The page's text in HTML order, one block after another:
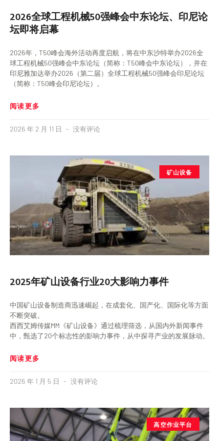
2026全球工程机械50强峰会中东论坛、印尼论
坛即将启幕
2026年，T50峰会海外活动再度启航，将在中东沙特举办2026全
球工程机械50强峰会中东论坛（简称：T50峰会中东论坛），并在
印尼雅加达举办2026（第二届）全球工程机械50强峰会印尼论坛
（简称：T50峰会印尼论坛）。
阅读更多
2026 年 2 月 11 日 没有评论
矿山设备
2025年矿山设备行业20大影响力事件
中国矿山设备制造商迅速崛起，在成套化、国产化、国际化等方面
不断突破。
西西艾姆传媒MM《矿山设备》通过梳理筛选，从国内外新闻事件
中，甄选了20个标志性的影响力事件，从中探寻产业的发展脉动。
阅读更多
2026 年 1 月 5 日 没有评论
高空作业平台